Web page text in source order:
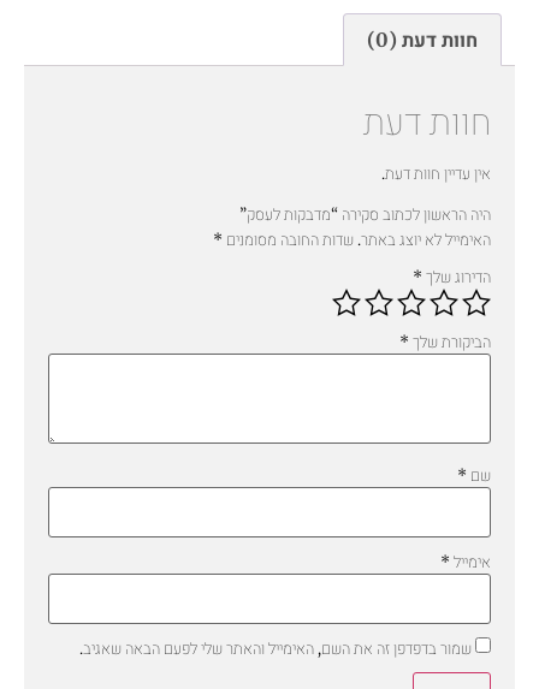
חוות דעת (0)
חוות דעת
אין עדיין חוות דעת.
היה הראשון לכתוב סקירה “מדבקות לעסק”
האימייל לא יוצג באתר. שדות החובה מסומנים *
הדירוג שלך *
הביקורת שלך *
שם *
אימייל *
שמור בדפדפן זה את השם, האימייל והאתר שלי לפעם הבאה שאגיב.